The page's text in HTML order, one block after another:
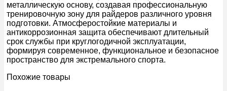
металлическую основу, создавая профессиональную
тренировочную зону для райдеров различного уровня
подготовки. Атмосферостойкие материалы и
антикоррозионная защита обеспечивают длительный
срок службы при круглогодичной эксплуатации,
формируя современное, функциональное и безопасное
пространство для экстремального спорта.
Похожие товары